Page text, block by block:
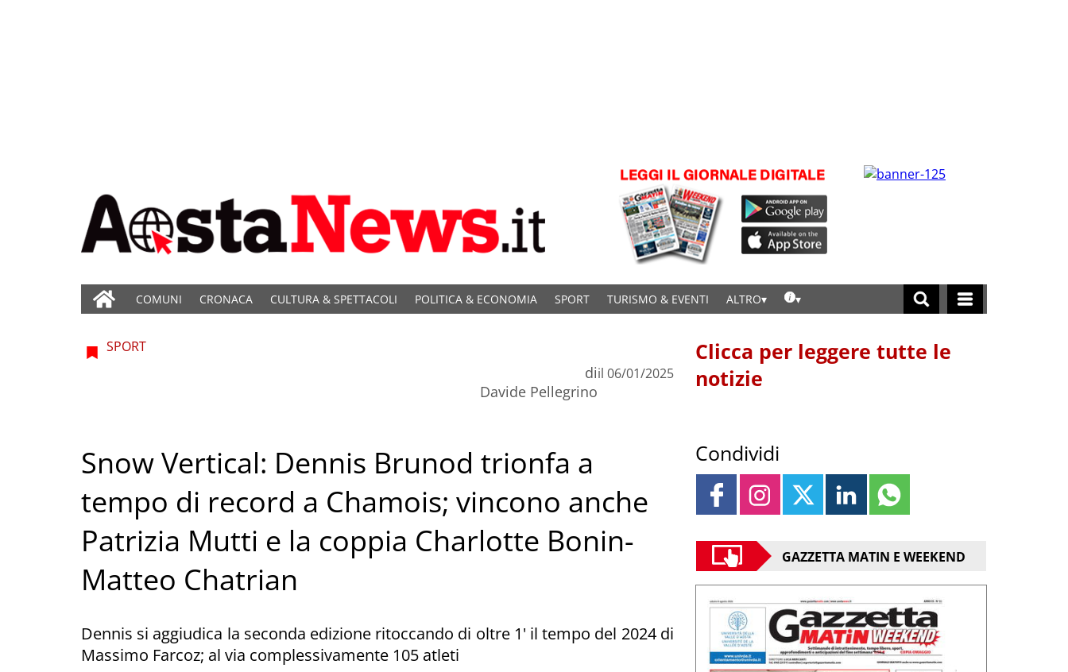
COMUNI CRONACA CULTURA & SPETTACOLI POLITICA & ECONOMIA SPORT TURISMO & EVENTI ALTRO
SPORT
di
Davide Pellegrino
il 06/01/2025
Snow Vertical: Dennis Brunod trionfa a
tempo di record a Chamois; vincono anche
Patrizia Mutti e la coppia Charlotte Bonin-
Matteo Chatrian
Dennis si aggiudica la seconda edizione ritoccando di oltre 1' il tempo del 2024 di
Massimo Farcoz; al via complessivamente 105 atleti
Clicca per leggere tutte le
notizie
Condividi
GAZZETTA MATIN E WEEKEND